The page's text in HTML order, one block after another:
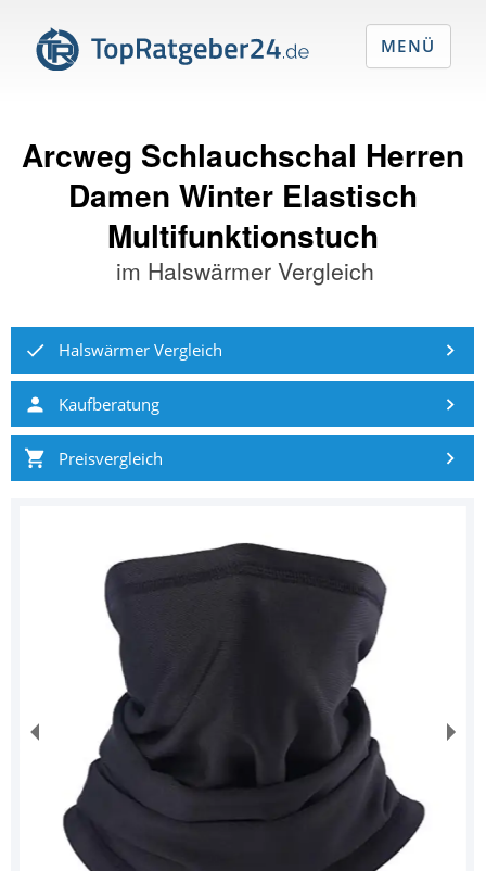
Arcweg Schlauchschal Herren
Damen Winter Elastisch
Multifunktionstuch
im Halswärmer Vergleich
Halswärmer Vergleich
Kaufberatung
Preisvergleich
MENÜ